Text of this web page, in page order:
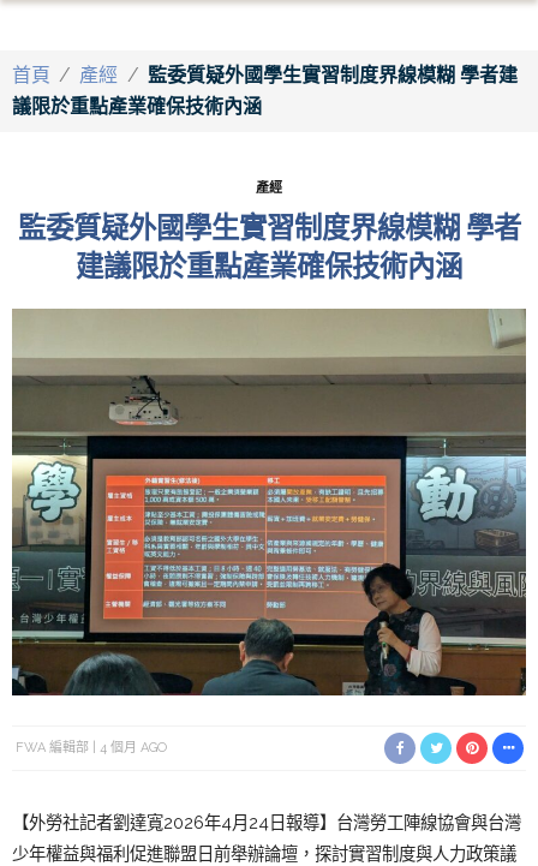
首頁 / 產經 / 監委質疑外國學生實習制度界線模糊 學者建
議限於重點產業確保技術內涵
產經
監委質疑外國學生實習制度界線模糊 學者
建議限於重點產業確保技術內涵
FWA 編輯部 4 個月 AGO
【外勞社記者劉達寬2026年4月24日報導】台灣勞工陣線協會與台灣
少年權益與福利促進聯盟日前舉辦論壇，探討實習制度與人力政策議